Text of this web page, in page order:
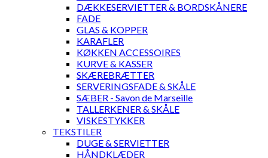
DÆKKESERVIETTER & BORDSKÅNERE
FADE
GLAS & KOPPER
KARAFLER
KØKKEN ACCESSOIRES
KURVE & KASSER
SKÆREBRÆTTER
SERVERINGSFADE & SKÅLE
SÆBER - Savon de Marseille
TALLERKENER & SKÅLE
VISKESTYKKER
TEKSTILER
DUGE & SERVIETTER
HÅNDKLÆDER